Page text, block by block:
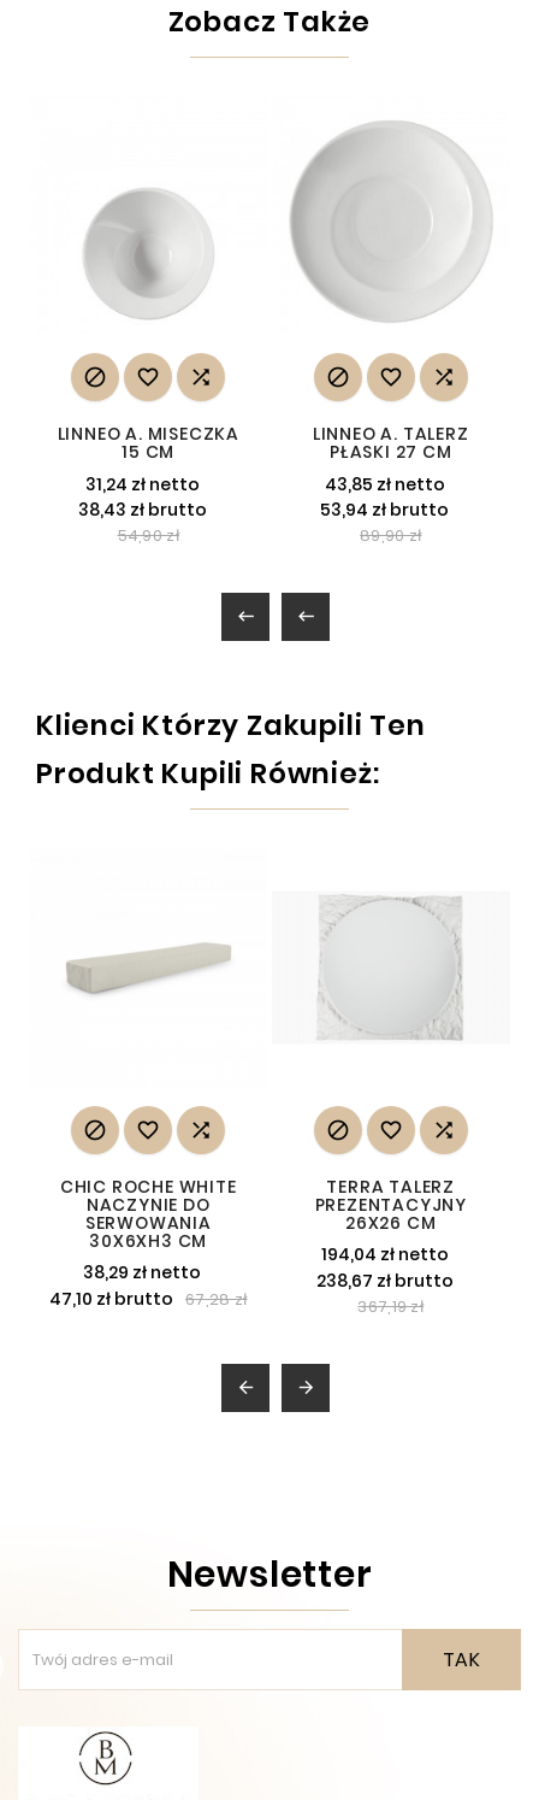
Zobacz Także
  
LINNEO A. MISECZKA
15 CM
31,24 zł netto
38,43 zł brutto
54,90 zł
  
LINNEO A. TALERZ
PŁASKI 27 CM
43,85 zł netto
53,94 zł brutto
89,90 zł
 
Klienci Którzy Zakupili Ten
Produkt Kupili Również:
  
CHIC ROCHE WHITE
NACZYNIE DO
SERWOWANIA
30X6XH3 CM
38,29 zł netto
47,10 zł brutto 67,28 zł
  
TERRA TALERZ
PREZENTACYJNY
26X26 CM
194,04 zł netto
238,67 zł brutto
367,19 zł
 
Newsletter
TAK